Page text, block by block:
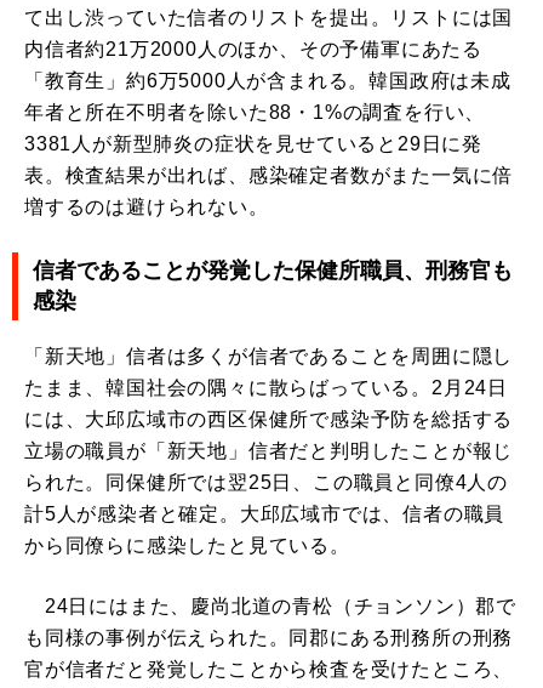
て出し渋っていた信者のリストを提出。リストには国
内信者約21万2000人のほか、その予備軍にあたる
「教育生」約6万5000人が含まれる。韓国政府は未成
年者と所在不明者を除いた88・1%の調査を行い、
3381人が新型肺炎の症状を見せていると29日に発
表。検査結果が出れば、感染確定者数がまた一気に倍
増するのは避けられない。
信者であることが発覚した保健所職員、刑務官も
感染
「新天地」信者は多くが信者であることを周囲に隠し
たまま、韓国社会の隅々に散らばっている。2月24日
には、大邱広域市の西区保健所で感染予防を総括する
立場の職員が「新天地」信者だと判明したことが報じ
られた。同保健所では翌25日、この職員と同僚4人の
計5人が感染者と確定。大邱広域市では、信者の職員
から同僚らに感染したと見ている。
24日にはまた、慶尚北道の青松（チョンソン）郡で
も同様の事例が伝えられた。同郡にある刑務所の刑務
官が信者だと発覚したことから検査を受けたところ、